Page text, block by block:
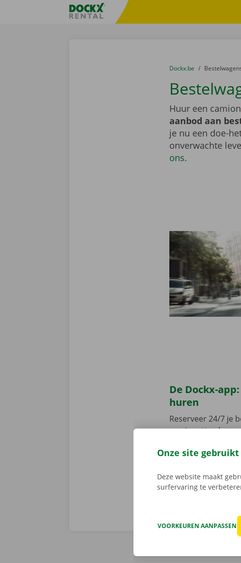
Taalselectie overslaanFratello DEMO
U bevindt zich hier:
van
Dockx.be naar
Huur een
aanbod aan
je nu een doe-
onverwachte
ons.
De Dockx-
huren
Reserveer 24/7 je
camionette, deze
vertrekken.
Onze site gebruikt
Deze website maakt
surfervaring te
VOORKEUREN AANPASSEN